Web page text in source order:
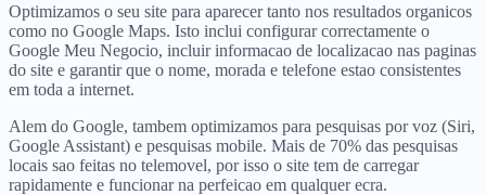
Optimizamos o seu site para aparecer tanto nos resultados organicos
como no Google Maps. Isto inclui configurar correctamente o
Google Meu Negocio, incluir informacao de localizacao nas paginas
do site e garantir que o nome, morada e telefone estao consistentes
em toda a internet.
Alem do Google, tambem optimizamos para pesquisas por voz (Siri,
Google Assistant) e pesquisas mobile. Mais de 70% das pesquisas
locais sao feitas no telemovel, por isso o site tem de carregar
rapidamente e funcionar na perfeicao em qualquer ecra.